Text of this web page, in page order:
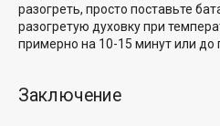
разогреть, просто поставьте
разогретую духовку при
примерно на 10-15 минут или до
Заключение